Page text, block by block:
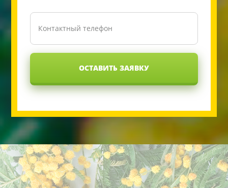
ОСТАВИТЬ ЗАЯВКУ